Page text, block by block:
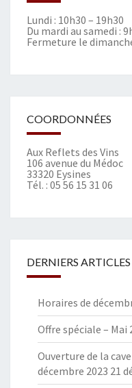
Lundi : 10h30 – 19h30
Du mardi au samedi :
Fermeture le
COORDONNÉES
Aux Reflets des Vins
106 avenue du Médoc
33320 Eysines
Tél. : 05 56 15 31 06
DERNIERS ARTICLES
Horaires de
Offre spéciale – Mai
Ouverture de la
décembre 2023 21